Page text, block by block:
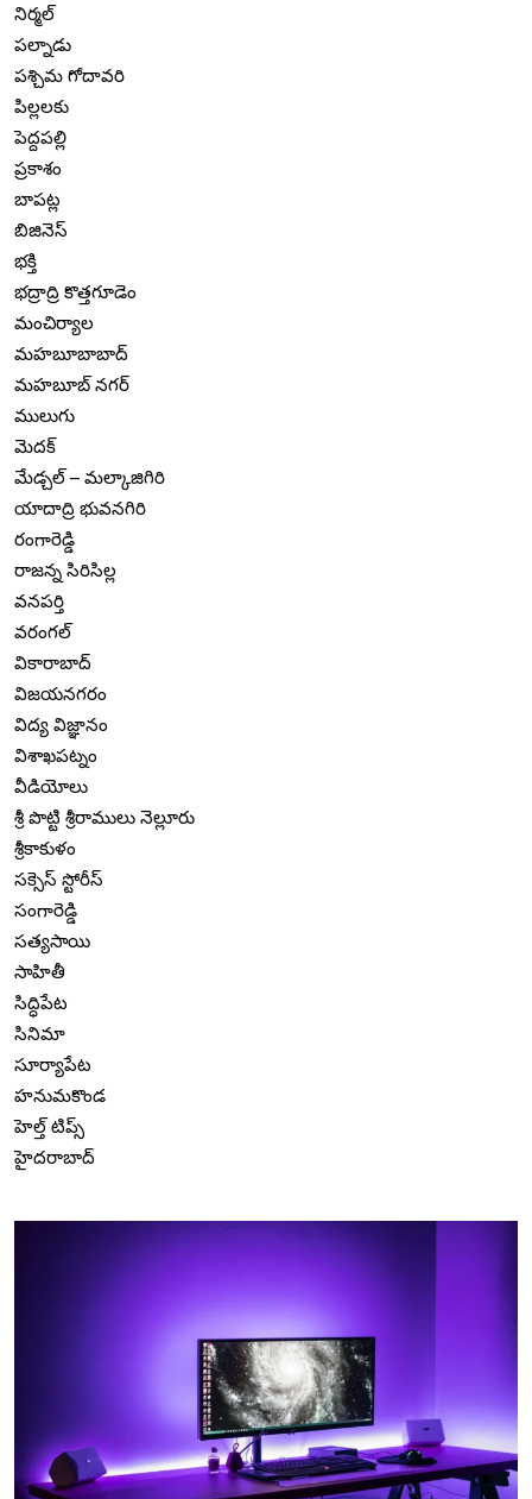
నిర్మల్
పల్నాడు
పశ్చిమ గోదావరి
పిల్లలకు
పెద్దపల్లి
ప్రకాశం
బాపట్ల
బిజినెస్
భక్తి
భద్రాద్రి కొత్తగూడెం
మంచిర్యాల
మహబూబాబాద్
మహబూబ్ నగర్
ములుగు
మెదక్
మేడ్చల్ – మల్కాజిగిరి
యాదాద్రి భువనగిరి
రంగారెడ్డి
రాజన్న సిరిసిల్ల
వనపర్తి
వరంగల్
వికారాబాద్
విజయనగరం
విద్య విజ్ఞానం
విశాఖపట్నం
వీడియోలు
శ్రీ పొట్టి శ్రీరాములు నెల్లూరు
శ్రీకాకుళం
సక్సెస్ స్టోరీస్
సంగారెడ్డి
సత్యసాయి
సాహితీ
సిద్ధిపేట
సినిమా
సూర్యాపేట
హనుమకొండ
హెల్త్ టిప్స్
హైదరాబాద్